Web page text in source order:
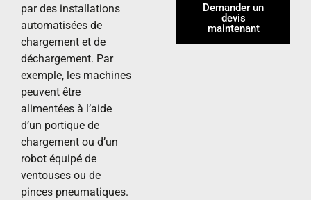
par des installations
automatisées de
chargement et de
déchargement. Par
exemple, les machines
peuvent être
alimentées à l’aide
d’un portique de
chargement ou d’un
robot équipé de
ventouses ou de
pinces pneumatiques.
Demander un
devis
maintenant